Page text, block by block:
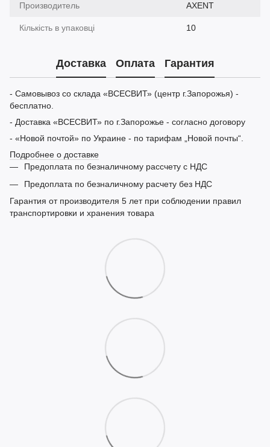
Производитель
AXENT
Кількість в упаковці 10
Доставка Оплата Гарантия
- Самовывоз со склада «ВСЕСВИТ» (центр г.Запорожья) -
бесплатно.
- Доставка «ВСЕСВИТ» по г.Запорожье - согласно договору
- «Новой почтой» по Украине - по тарифам „Новой почты“.
Подробнее о доставке
Предоплата по безналичному рассчету с НДС
Предоплата по безналичному расчету без НДС
Гарантия от производителя 5 лет при соблюдении правил
транспортировки и хранения товара